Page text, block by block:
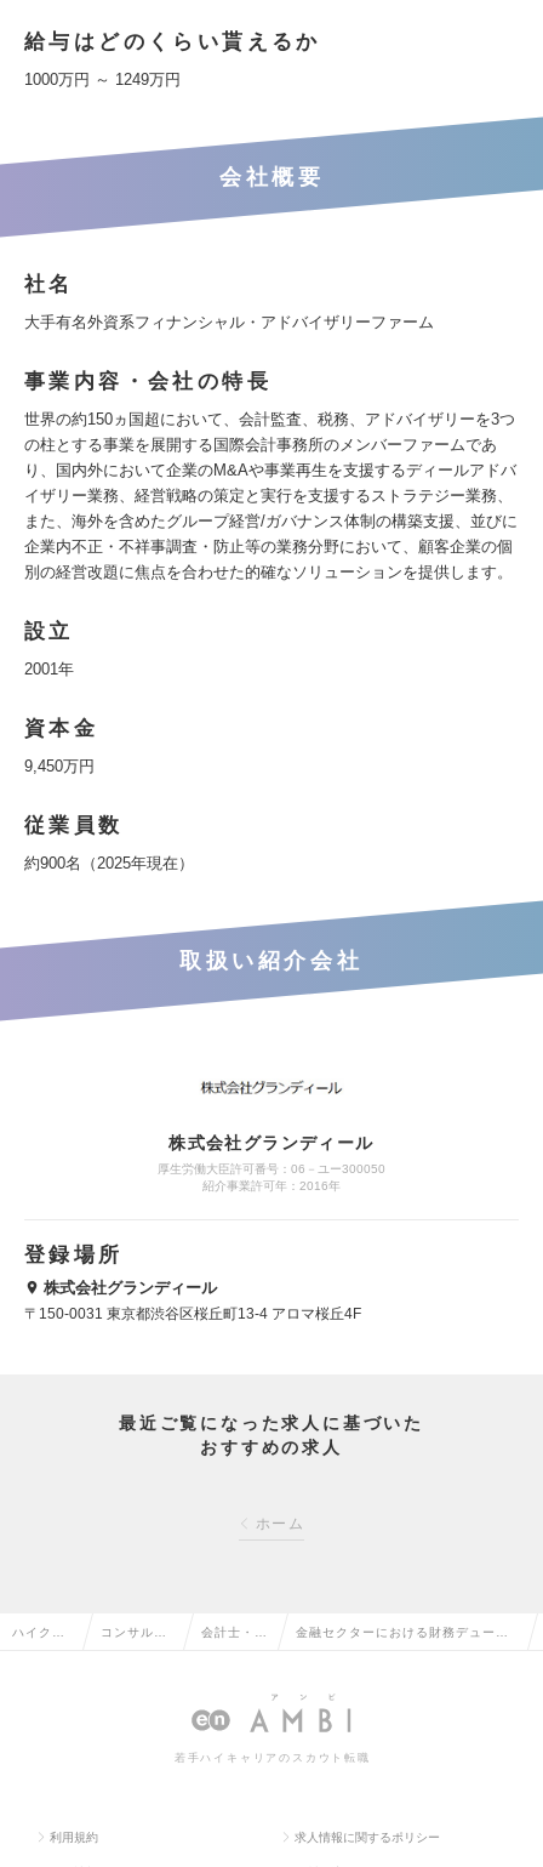
給与はどのくらい貰えるか
1000万円 ～ 1249万円
会社概要
社名
大手有名外資系フィナンシャル・アドバイザリーファーム
事業内容・会社の特長
世界の約150ヵ国超において、会計監査、税務、アドバイザリーを3つ
の柱とする事業を展開する国際会計事務所のメンバーファームであ
り、国内外において企業のM&Aや事業再生を支援するディールアドバ
イザリー業務、経営戦略の策定と実行を支援するストラテジー業務、
また、海外を含めたグループ経営/ガバナンス体制の構築支援、並びに
企業内不正・不祥事調査・防止等の業務分野において、顧客企業の個
別の経営改題に焦点を合わせた的確なソリューションを提供します。
設立
2001年
資本金
9,450万円
従業員数
約900名（2025年現在）
取扱い紹介会社
株式会社グランディール
厚生労働大臣許可番号：06－ユー300050
紹介事業許可年：2016年
登録場所
株式会社グランディール
〒150-0031 東京都渋谷区桜丘町13-4 アロマ桜丘4F
最近ご覧になった求人に基づいた
おすすめの求人
ホーム
ハイクラ コンサルタ 会計士・税 金融セクターにおける財務デューデ
若手ハイキャリアのスカウト転職
利用規約 求人情報に関するポリシー